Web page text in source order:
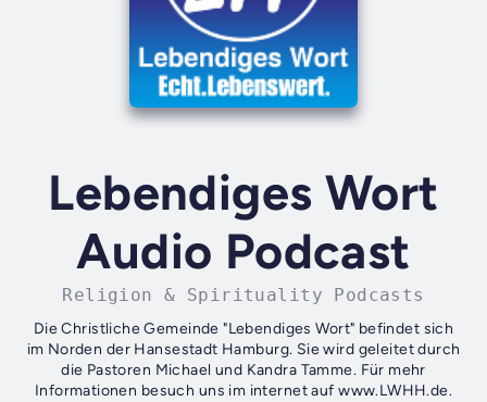
Lebendiges Wort
Audio Podcast
Religion & Spirituality Podcasts
Die Christliche Gemeinde "Lebendiges Wort" befindet sich
im Norden der Hansestadt Hamburg. Sie wird geleitet durch
die Pastoren Michael und Kandra Tamme. Für mehr
Informationen besuch uns im internet auf www.LWHH.de.